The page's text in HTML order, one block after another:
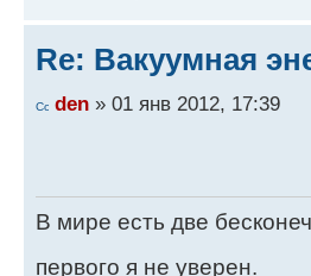
Re: Вакуумная
den » 01 янв 2012, 17:39
В мире есть две
первого я не уверен.